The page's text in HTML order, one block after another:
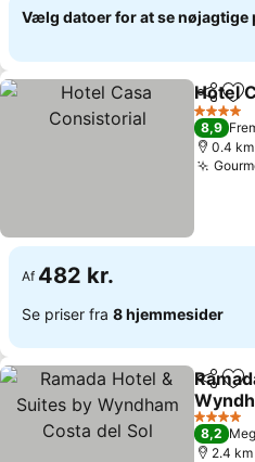
Vælg datoer for at se nøjagtige
Del
Hotel
4 Stjerner
8,9
0.4
Af 482 kr.
Se priser fra 8 hjemmesider
Del
4 Stjerner
8,2
2.4